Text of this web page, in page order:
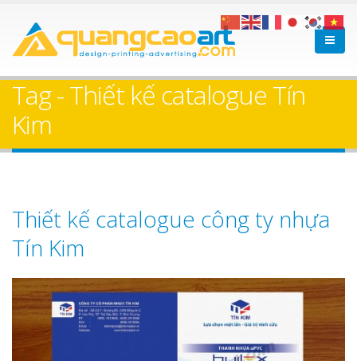
Tag - Thiết kế catalogue Tín
Kim
Thiết kế catalogue công ty nhựa
Tín Kim